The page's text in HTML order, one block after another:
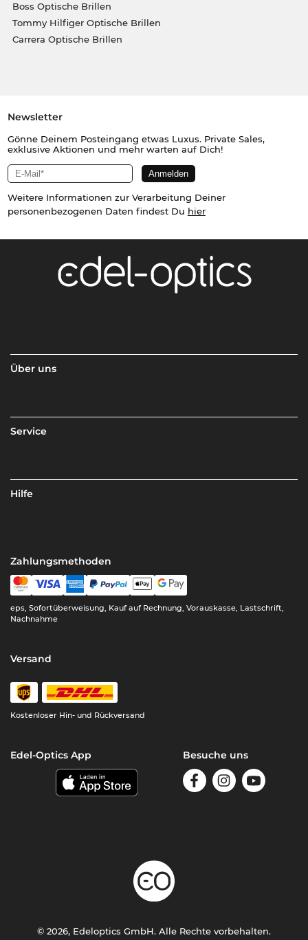
Boss Optische Brillen
Tommy Hilfiger Optische Brillen
Carrera Optische Brillen
Newsletter
Gönne Deinem Posteingang etwas Luxus. Private Sales,
exklusive Aktionen und mehr warten auf Dich!
Weitere Informationen zur Verarbeitung Deiner
personenbezogenen Daten findest Du hier
Über uns
Service
Hilfe
Zahlungsmethoden
eps, Sofortüberweisung, Kauf auf Rechnung, Vorauskasse, Lastschrift,
Nachnahme
Versand
Kostenloser Hin- und Rückversand
Edel-Optics App Besuche uns
© 2026, Edeloptics GmbH. Alle Rechte vorbehalten.